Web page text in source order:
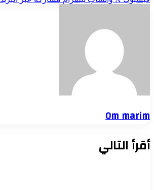
Om marim
أقرأ التالي